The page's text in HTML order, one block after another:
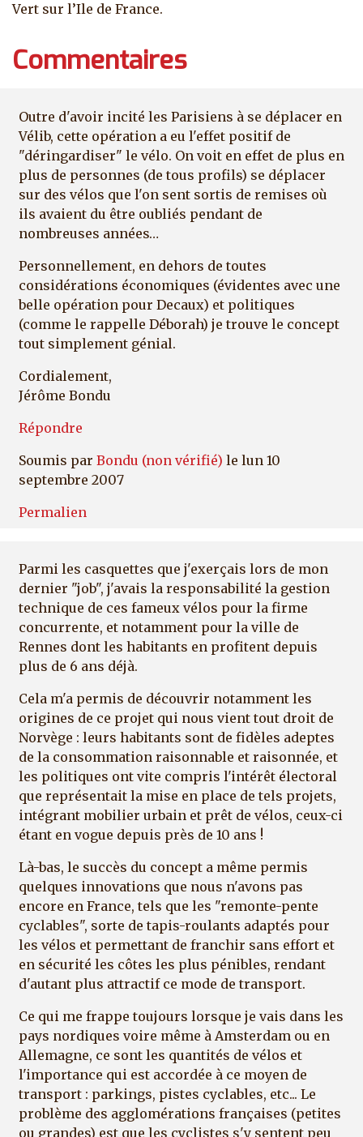
Vert sur l’Ile de France.
Commentaires
Outre d'avoir incité les Parisiens à se déplacer en
Vélib, cette opération a eu l'effet positif de
"déringardiser" le vélo. On voit en effet de plus en
plus de personnes (de tous profils) se déplacer
sur des vélos que l'on sent sortis de remises où
ils avaient du être oubliés pendant de
nombreuses années…
Personnellement, en dehors de toutes
considérations économiques (évidentes avec une
belle opération pour Decaux) et politiques
(comme le rappelle Déborah) je trouve le concept
tout simplement génial.
Cordialement,
Jérôme Bondu
Répondre
Soumis par Bondu (non vérifié) le lun 10
septembre 2007
Permalien
Parmi les casquettes que j'exerçais lors de mon
dernier "job", j'avais la responsabilité la gestion
technique de ces fameux vélos pour la firme
concurrente, et notamment pour la ville de
Rennes dont les habitants en profitent depuis
plus de 6 ans déjà.
Cela m'a permis de découvrir notamment les
origines de ce projet qui nous vient tout droit de
Norvège : leurs habitants sont de fidèles adeptes
de la consommation raisonnable et raisonnée, et
les politiques ont vite compris l'intérêt électoral
que représentait la mise en place de tels projets,
intégrant mobilier urbain et prêt de vélos, ceux-ci
étant en vogue depuis près de 10 ans !
Là-bas, le succès du concept a même permis
quelques innovations que nous n'avons pas
encore en France, tels que les "remonte-pente
cyclables", sorte de tapis-roulants adaptés pour
les vélos et permettant de franchir sans effort et
en sécurité les côtes les plus pénibles, rendant
d'autant plus attractif ce mode de transport.
Ce qui me frappe toujours lorsque je vais dans les
pays nordiques voire même à Amsterdam ou en
Allemagne, ce sont les quantités de vélos et
l'importance qui est accordée à ce moyen de
transport : parkings, pistes cyclables, etc... Le
problème des agglomérations françaises (petites
ou grandes) est que les cyclistes s'y sentent peu